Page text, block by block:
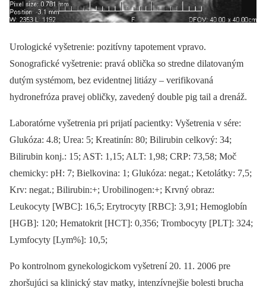
Urologické vyšetrenie: pozitívny tapotement vpravo.
Sonografické vyšetrenie: pravá oblička so stredne dilatovaným
dutým systémom, bez evidentnej litiázy –⁠ verifikovaná
hydronefróza pravej obličky, zavedený double pig tail a drenáž.
Laboratórne vyšetrenia pri prijatí pacientky: Vyšetrenia v sére:
Glukóza: 4.8; Urea: 5; Kreatinín: 80; Bilirubin celkový: 34;
Bilirubin konj.: 15; AST: 1,15; ALT: 1,98; CRP: 73,58; Moč
chemicky: pH: 7; Bielkovina: 1; Glukóza: negat.; Ketolátky: 7,5;
Krv: negat.; Bilirubin:+; Urobilinogen:+; Krvný obraz:
Leukocyty [WBC]: 16,5; Erytrocyty [RBC]: 3,91; Hemoglobín
[HGB]: 120; Hematokrit [HCT]: 0,356; Trombocyty [PLT]: 324;
Lymfocyty [Lym%]: 10,5;
Po kontrolnom gynekologickom vyšetrení 20. 11. 2006 pre
zhoršujúci sa klinický stav matky, intenzívnejšie bolesti brucha